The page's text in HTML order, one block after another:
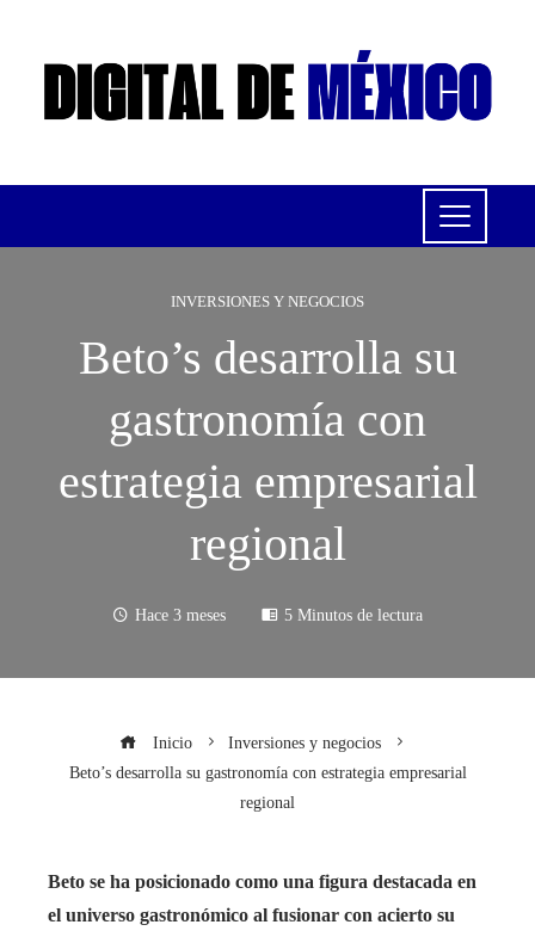
INVERSIONES Y NEGOCIOS
Beto’s desarrolla su
gastronomía con
estrategia empresarial
regional
Hace 3 meses 5 Minutos de lectura
Inicio
Inversiones y negocios
Beto’s desarrolla su gastronomía con estrategia empresarial
regional
Beto se ha posicionado como una figura destacada en
el universo gastronómico al fusionar con acierto su